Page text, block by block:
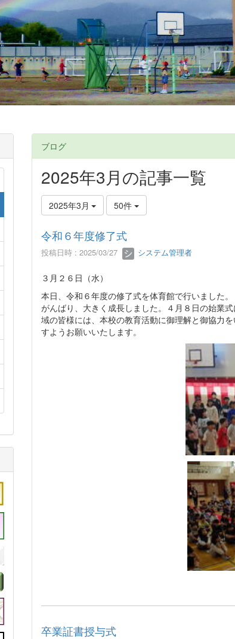
ブログ
2025年3月の記事一覧
2025年3月 50件
令和６年度修了式
投稿日時 : 2025/03/27 システム管理者
３月２６日（水）
本日、令和６年度の修了式を体育館で行いました
がんばり、大きく成長しました。４月８日の始業
域の皆様には、本校の教育活動に御理解と御協力
すようお願いいたします。
卒業証書授与式